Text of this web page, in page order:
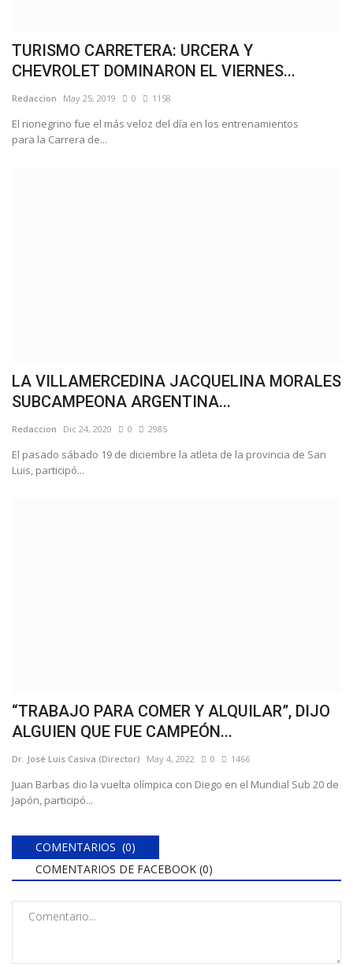
TURISMO CARRETERA: URCERA Y
CHEVROLET DOMINARON EL VIERNES...
Redaccion May 25, 2019 0 1158
El rionegrino fue el más veloz del día en los entrenamientos
para la Carrera de...
LA VILLAMERCEDINA JACQUELINA MORALES
SUBCAMPEONA ARGENTINA...
Redaccion Dic 24, 2020 0 2985
El pasado sábado 19 de diciembre la atleta de la provincia de San
Luis, participó...
“TRABAJO PARA COMER Y ALQUILAR”, DIJO
ALGUIEN QUE FUE CAMPEÓN...
Dr. José Luis Casiva (Director) May 4, 2022 0 1466
Juan Barbas dio la vuelta olímpica con Diego en el Mundial Sub 20 de
Japón, participó...
COMENTARIOS (0)
COMENTARIOS DE FACEBOOK (0)